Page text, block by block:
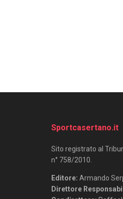
Sportcasertano.it
Sito registrato al
n° 758/2010.
Editore: Armando
Direttore